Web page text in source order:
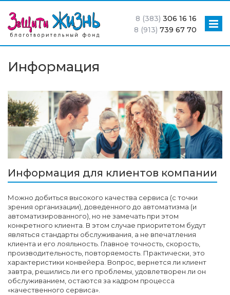
8 (383) 306 16 16
8 (913) 739 67 70
Информация
Информация для клиентов компании
Можно добиться высокого качества сервиса (с точки
зрения организации), доведенного до автоматизма (и
автоматизированного), но не замечать при этом
конкретного клиента. В этом случае приоритетом будут
являться стандарты обслуживания, а не впечатления
клиента и его лояльность. Главное точность, скорость,
производительность, повторяемость. Практически, это
характеристики конвейера. Вопрос, вернется ли клиент
завтра, решились ли его проблемы, удовлетворен ли он
обслуживанием, остаются за кадром процесса
«качественного сервиса».